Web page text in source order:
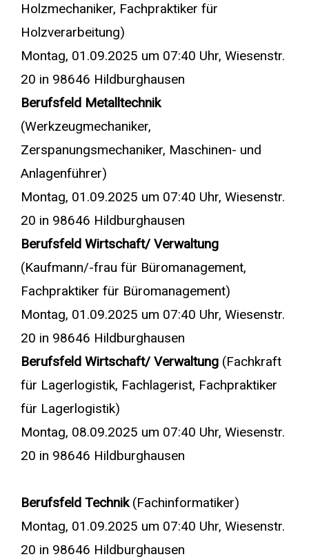
Holzmechaniker, Fachpraktiker für
Holzverarbeitung)
Montag, 01.09.2025 um 07:40 Uhr, Wiesenstr.
20 in 98646 Hildburghausen
Berufsfeld Metalltechnik
(Werkzeugmechaniker,
Zerspanungsmechaniker, Maschinen- und
Anlagenführer)
Montag, 01.09.2025 um 07:40 Uhr, Wiesenstr.
20 in 98646 Hildburghausen
Berufsfeld Wirtschaft/ Verwaltung
(Kaufmann/-frau für Büromanagement,
Fachpraktiker für Büromanagement)
Montag, 01.09.2025 um 07:40 Uhr, Wiesenstr.
20 in 98646 Hildburghausen
Berufsfeld Wirtschaft/ Verwaltung (Fachkraft
für Lagerlogistik, Fachlagerist, Fachpraktiker
für Lagerlogistik)
Montag, 08.09.2025 um 07:40 Uhr, Wiesenstr.
20 in 98646 Hildburghausen
Berufsfeld Technik(Fachinformatiker)
Montag, 01.09.2025 um 07:40 Uhr, Wiesenstr.
20 in 98646 Hildburghausen